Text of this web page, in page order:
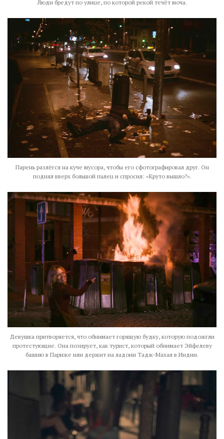
Люди бредут по улице, по которой рекой течёт моча.
Парень разлёгся на куче мусора, чтобы его сфотографировал друг. Он
поднял вверх большой палец и спросил: «Круто вышло?».
Девушка притворяется, что обнимает горящую будку, которую подожгли
протестующие. Она позирует, как турист, который обнимает Эйфелеву
башню в Париже или держит на ладони Тадж-Махал в Индии.